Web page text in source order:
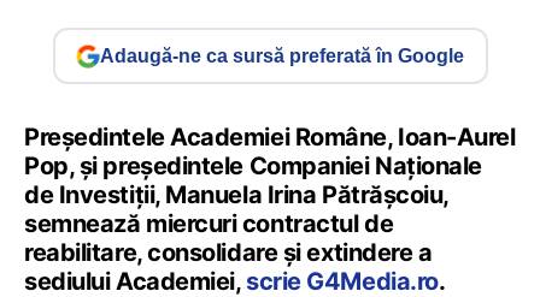
Adaugă-ne ca sursă preferată în Google
Preşedintele Academiei Române, Ioan-Aurel
Pop, şi preşedintele Companiei Naţionale
de Investiţii, Manuela Irina Pătrăşcoiu,
semnează miercuri contractul de
reabilitare, consolidare şi extindere a
sediului Academiei, scrie G4Media.ro.